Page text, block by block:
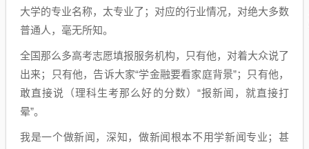
大学的专业名称，太专业了；对应的行业情况，对绝大多数
普通人，毫无所知。
全国那么多高考志愿填报服务机构，只有他，对着大众说了
出来；只有他，告诉大家“学金融要看家庭背景”；只有他，
敢直接说（理科生考那么好的分数）“报新闻，就直接打
晕”。
我是一个做新闻，深知，做新闻根本不用学新闻专业；甚